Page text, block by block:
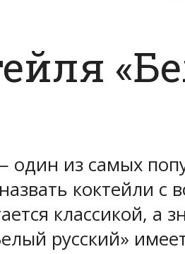
один из самых
коктейли
классикой, а
русский»